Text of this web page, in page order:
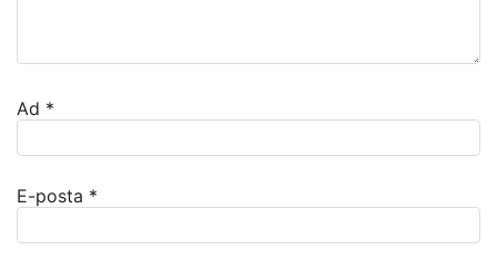
Ad *
E-posta *